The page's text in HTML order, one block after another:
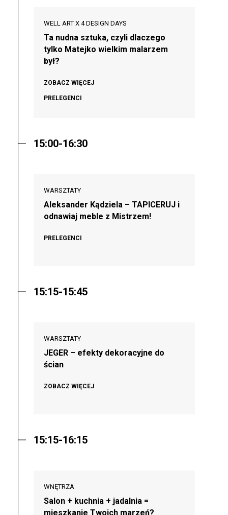
WELL ART X 4 DESIGN DAYS
Ta nudna sztuka, czyli dlaczego
tylko Matejko wielkim malarzem
był?
ZOBACZ WIĘCEJ
PRELEGENCI
15:00-16:30
WARSZTATY
Aleksander Kądziela – TAPICERUJ i
odnawiaj meble z Mistrzem!
PRELEGENCI
15:15-15:45
WARSZTATY
JEGER – efekty dekoracyjne do
ścian
ZOBACZ WIĘCEJ
15:15-16:15
WNĘTRZA
Salon + kuchnia + jadalnia =
mieszkanie Twoich marzeń?